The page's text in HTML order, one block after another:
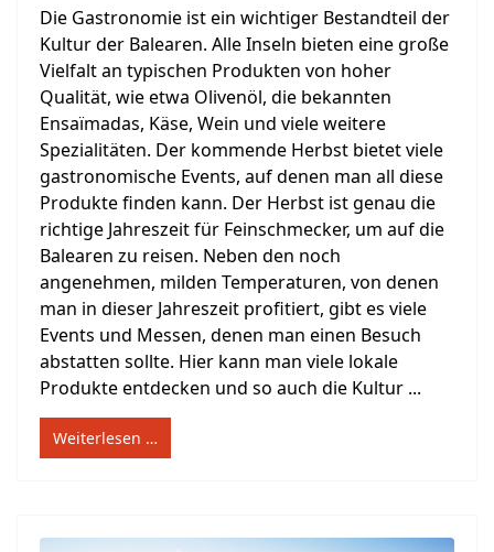
Die Gastronomie ist ein wichtiger Bestandteil der
Kultur der Balearen. Alle Inseln bieten eine große
Vielfalt an typischen Produkten von hoher
Qualität, wie etwa Olivenöl, die bekannten
Ensaïmadas, Käse, Wein und viele weitere
Spezialitäten. Der kommende Herbst bietet viele
gastronomische Events, auf denen man all diese
Produkte finden kann. Der Herbst ist genau die
richtige Jahreszeit für Feinschmecker, um auf die
Balearen zu reisen. Neben den noch
angenehmen, milden Temperaturen, von denen
man in dieser Jahreszeit profitiert, gibt es viele
Events und Messen, denen man einen Besuch
abstatten sollte. Hier kann man viele lokale
Produkte entdecken und so auch die Kultur ...
Weiterlesen …